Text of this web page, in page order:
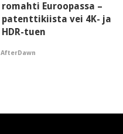
romahti Euroopassa –
patenttikiista vei 4K- ja
HDR-tuen
AfterDawn